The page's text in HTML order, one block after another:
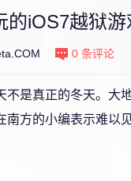
的iOS7越狱游
0 条评论
是真正的冬天。大
方的小编表示难以